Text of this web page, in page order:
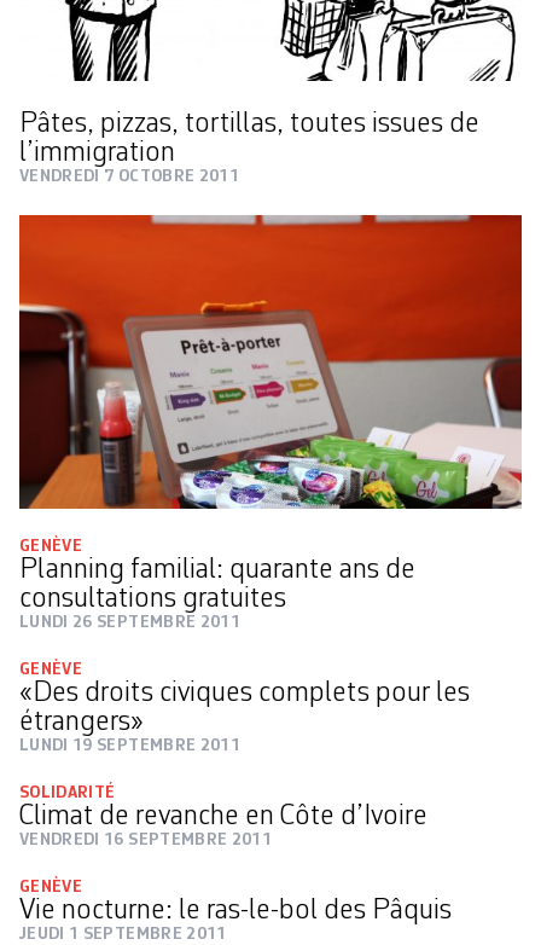
Pâtes, pizzas, tortillas, toutes issues de
l’immigration
VENDREDI 7 OCTOBRE 2011
GENÈVE
Planning familial: quarante ans de
consultations gratuites
LUNDI 26 SEPTEMBRE 2011
GENÈVE
«Des droits civiques complets pour les
étrangers»
LUNDI 19 SEPTEMBRE 2011
SOLIDARITÉ
Climat de revanche en Côte d’Ivoire
VENDREDI 16 SEPTEMBRE 2011
GENÈVE
Vie nocturne: le ras-le-bol des Pâquis
JEUDI 1 SEPTEMBRE 2011